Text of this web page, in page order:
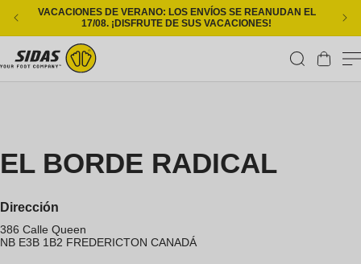
Ir directamente al contenido
VACACIONES DE VERANO: LOS ENVÍOS SE REANUDAN EL
17/08. ¡DISFRUTE DE SUS VACACIONES!
Carrito
EL BORDE RADICAL
Dirección
386 Calle Queen
NB E3B 1B2 FREDERICTON CANADÁ